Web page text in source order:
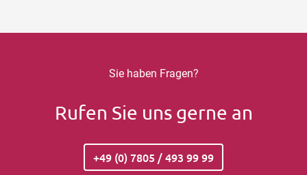
Sie haben Fragen?
Rufen Sie uns gerne an
+49 (0) 7805 / 493 99 99